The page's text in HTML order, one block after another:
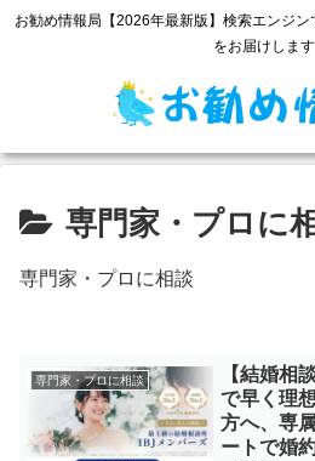
お勧め情報局【2026年最新版】検索エンジ
をお届けします
専門家・プロに
専門家・プロに相談
専門家・プロに相談
【結婚相
で早く理
方へ、専
ートで婚